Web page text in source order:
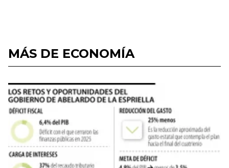
MÁS DE ECONOMÍA